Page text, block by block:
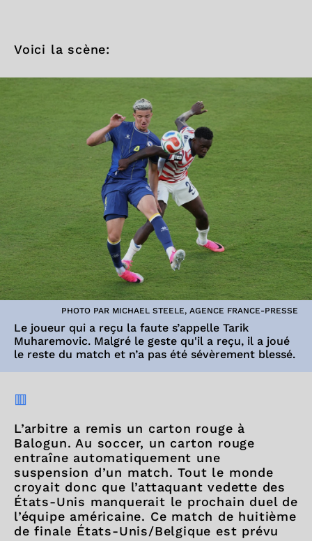
Voici la scène:
PHOTO PAR MICHAEL STEELE, AGENCE FRANCE-PRESSE
Le joueur qui a reçu la faute s’appelle Tarik
Muharemovic. Malgré le geste qu'il a reçu, il a joué
le reste du match et n’a pas été sévèrement blessé.
🟥
L’arbitre a remis un carton rouge à
Balogun. Au soccer, un carton rouge
entraîne automatiquement une
suspension d’un match. Tout le monde
croyait donc que l’attaquant vedette des
États-Unis manquerait le prochain duel de
l’équipe américaine. Ce match de huitième
de finale États-Unis/Belgique est prévu